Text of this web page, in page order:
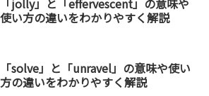
「jolly」と「effervescent」の意味や
使い方の違いをわかりやすく解説
「solve」と「unravel」の意味や使い
方の違いをわかりやすく解説